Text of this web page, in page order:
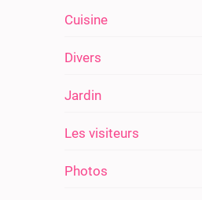
Cuisine
Divers
Jardin
Les visiteurs
Photos